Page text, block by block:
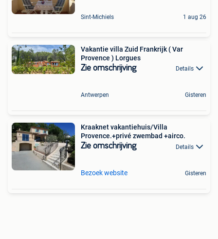
Sint-Michiels 1 aug 26
Vakantie villa Zuid Frankrijk ( Var
Provence ) Lorgues
Zie omschrijving Details
Antwerpen Gisteren
Kraaknet vakantiehuis/Villa
Provence.+privé zwembad +airco.
Zie omschrijving Details
Bezoek website Gisteren